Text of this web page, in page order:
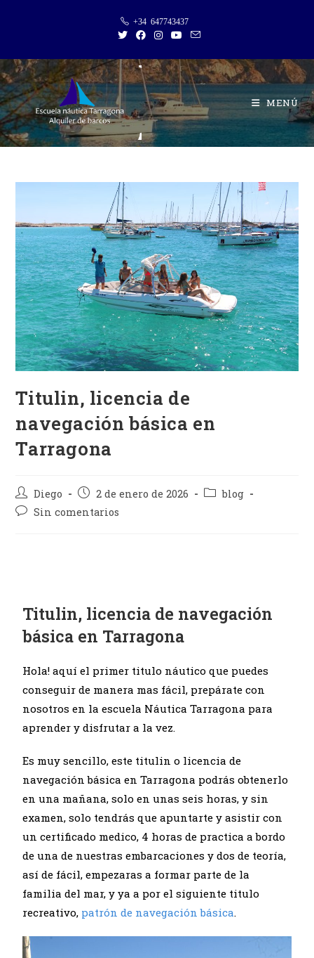
+34 647743437
MENÚ
Titulin, licencia de
navegación básica en
Tarragona
Diego 2 de enero de 2026
blog
Sin comentarios
Titulin, licencia de navegación
básica en Tarragona
Hola! aquí el primer titulo náutico que puedes
conseguir de manera mas fácil, prepárate con
nosotros en la escuela Náutica Tarragona para
aprender y disfrutar a la vez.
Es muy sencillo, este titulin o licencia de
navegación básica en Tarragona podrás obtenerlo
en una mañana, solo en unas seis horas, y sin
examen, solo tendrás que apuntarte y asistir con
un certificado medico, 4 horas de practica a bordo
de una de nuestras embarcaciones y dos de teoría,
así de fácil, empezaras a formar parte de la
familia del mar, y ya a por el siguiente titulo
recreativo, patrón de navegación básica.